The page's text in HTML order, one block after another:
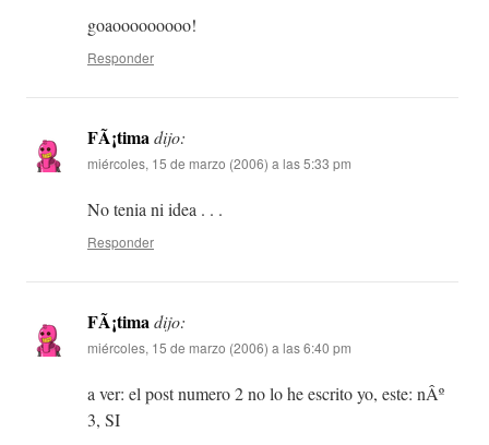
goaooooooooo!
Responder
FÃ¡timadijo:
miércoles, 15 de marzo (2006) a las 5:33 pm
No tenia ni idea . . .
Responder
FÃ¡timadijo:
miércoles, 15 de marzo (2006) a las 6:40 pm
a ver: el post numero 2 no lo he escrito yo, este: nÂº
3, SI